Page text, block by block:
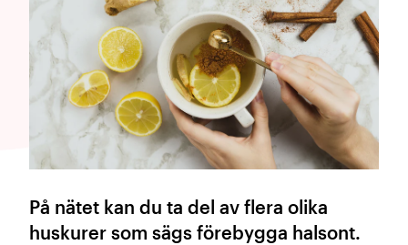
På nätet kan du ta del av flera olika
huskurer som sägs förebygga halsont.